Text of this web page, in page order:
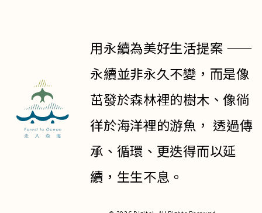
用永續為美好生活提案 ——
永續並非永久不變，而是像
茁發於森林裡的樹木、像徜
徉於海洋裡的游魚， 透過傳
承、循環、更迭得而以延
續，生生不息。